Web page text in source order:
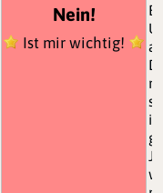
Nein!
Ist mir wichtig!